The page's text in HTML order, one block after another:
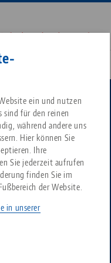
ein und nutzen
sind für den reinen
während andere uns
Hier können Sie
Ihre
Sie jederzeit aufrufen
finden Sie im
der Website.
in unserer
aus einer Hand
LANG
anfordern
finden.
für
den
Haubex.
schnelles und
96
prozesssicher.